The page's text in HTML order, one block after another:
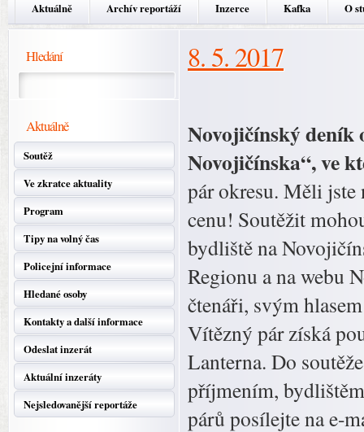
Aktuálně Archív reportáží Inzerce Kafka O
Hledání
Aktuálně
Soutěž
Ve zkratce aktuality
Program
Tipy na volný čas
Policejní informace
Hledané osoby
Kontakty a další informace
Odeslat inzerát
Aktuální inzeráty
Nejsledovanější reportáže
8. 5. 2017
Novojičínský deník
Novojičínska“, ve
pár okresu. Měli jste
cenu! Soutěžit
bydliště na
Regionu a na webu
čtenáři, svým
Vítězný pár získá
Lanterna. Do
příjmením,
párů posílejte na e-